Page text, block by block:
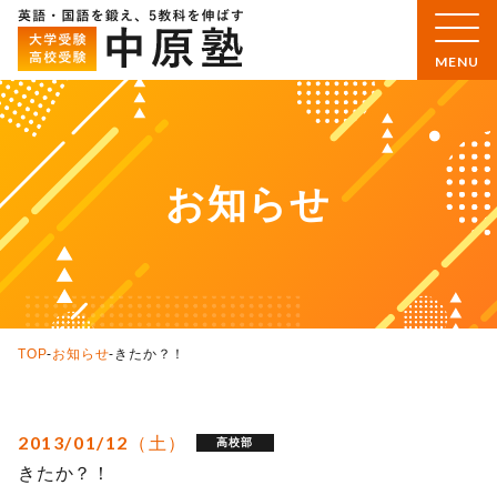
お知らせ
TOP-お知らせ- きたか？！
2013/01/12（土） 高校部
きたか？！